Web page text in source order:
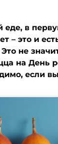
еде, в
– это и
не
на День
если